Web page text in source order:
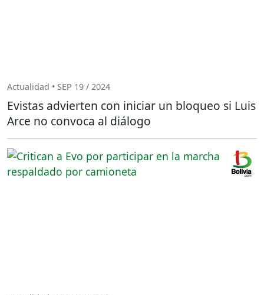
Actualidad • SEP 19 / 2024
Evistas advierten con iniciar un bloqueo si Luis
Arce no convoca al diálogo